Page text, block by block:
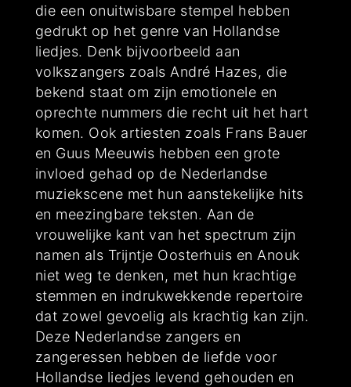
die een onuitwisbare stempel hebben
gedrukt op het genre van Hollandse
liedjes. Denk bijvoorbeeld aan
volkszangers zoals André Hazes, die
bekend staat om zijn emotionele en
oprechte nummers die recht uit het hart
komen. Ook artiesten zoals Frans Bauer
en Guus Meeuwis hebben een grote
invloed gehad op de Nederlandse
muziekscene met hun aanstekelijke hits
en meezingbare teksten. Aan de
vrouwelijke kant van het spectrum zijn
namen als Trijntje Oosterhuis en Anouk
niet weg te denken, met hun krachtige
stemmen en indrukwekkende repertoire
dat zowel gevoelig als krachtig kan zijn.
Deze Nederlandse zangers en
zangeressen hebben de liefde voor
Hollandse liedjes levend gehouden en